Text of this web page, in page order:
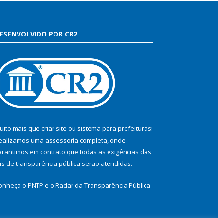
POR CR2
mais que criar site ou sistema para prefeituras!
uma assessoria completa, onde
em contrato que todas as exigências das
de transparência pública serão atendidas.
o PNTP e o Radar da Transparência Pública